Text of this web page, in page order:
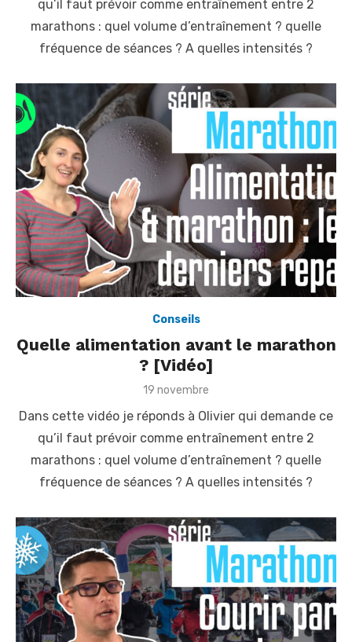
e
d
n
qu’il faut prévoir comme entraînement entre 2
marathons : quel volume d’entraînement ? quelle
fréquence de séances ? A quelles intensités ?
Conseils
Quelle alimentation avant le marathon
? [Vidéo]
P
s
e
d
n
19 novembre
Dans cette vidéo je réponds à Olivier qui demande ce
qu’il faut prévoir comme entraînement entre 2
marathons : quel volume d’entraînement ? quelle
fréquence de séances ? A quelles intensités ?